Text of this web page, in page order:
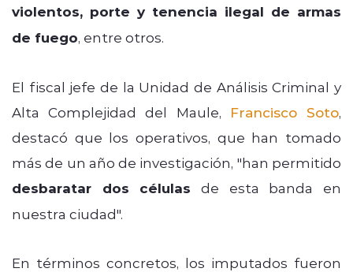
violentos, porte y tenencia ilegal de armas
de fuego, entre otros.
El fiscal jefe de la Unidad de Análisis Criminal y
Alta Complejidad del Maule, Francisco Soto,
destacó que los operativos, que han tomado
más de un año de investigación, "han permitido
desbaratar dos células de esta banda en
nuestra ciudad".
En términos concretos, los imputados fueron